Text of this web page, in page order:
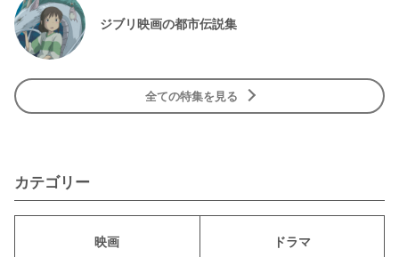
ジブリ映画の都市伝説集
全ての特集を見る
カテゴリー
映画 ドラマ